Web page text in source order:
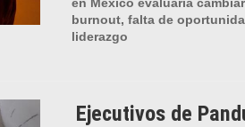
burnout, falta de
liderazgo
Ejecutivos de